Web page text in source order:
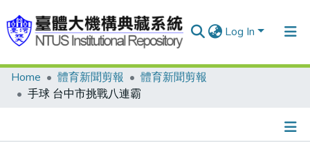
Log In
Communities & Collections
Home 體育新聞剪報
體育新聞剪報
手球 台中市挑戰八連霸